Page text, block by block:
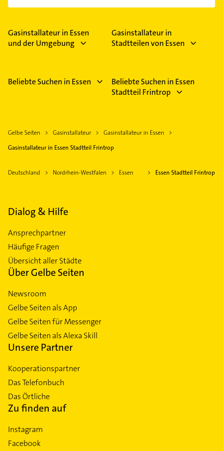
Folgende Leistungen werden angeboten: Wartung.
Gasinstallateur in Essen
und der Umgebung
Gasinstallateur in
Stadtteilen von Essen
Beliebte Suchen in Essen
Beliebte Suchen in Essen
Stadtteil Frintrop
Gelbe Seiten Gasinstallateur
Gasinstallateur in Essen
Gasinstallateur in Essen Stadtteil Frintrop
Deutschland Nordrhein-Westfalen Essen Essen Stadtteil Frintrop
Dialog & Hilfe
Ansprechpartner
Häufige Fragen
Übersicht aller Städte
Über Gelbe Seiten
Newsroom
Gelbe Seiten als App
Gelbe Seiten für Messenger
Gelbe Seiten als Alexa Skill
Unsere Partner
Kooperationspartner
Das Telefonbuch
Das Örtliche
Zu finden auf
Instagram
Facebook